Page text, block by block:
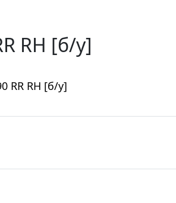
RH [б/у]
RR RH [б/у]